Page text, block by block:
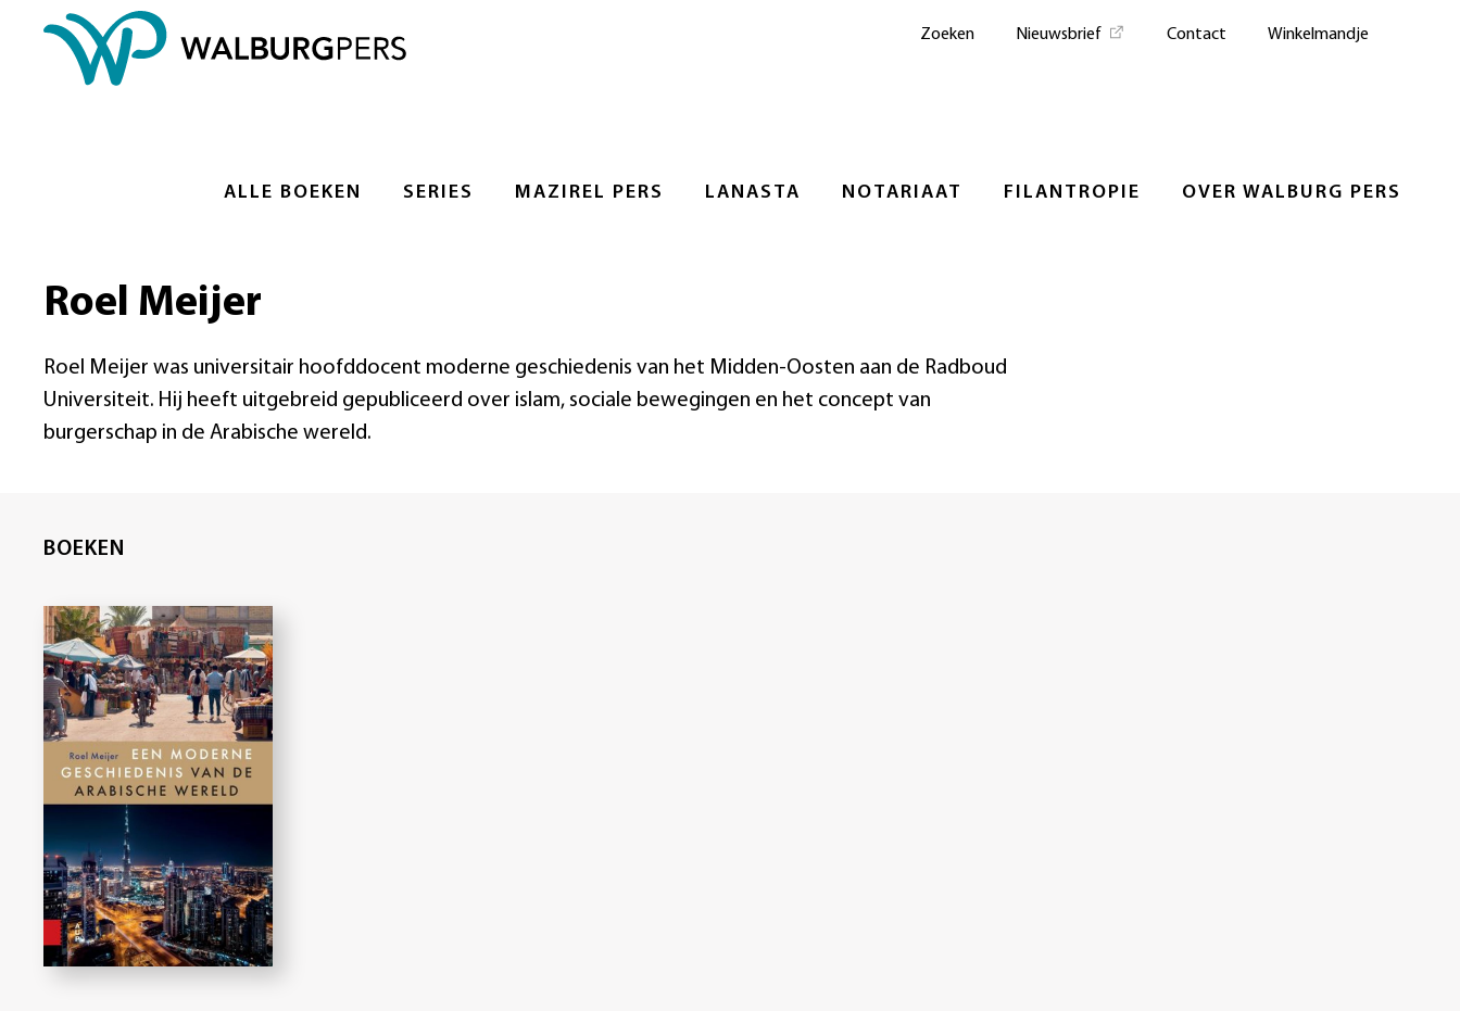
ALLE BOEKEN SERIES MAZIREL PERS LANASTA NOTARIAAT FILANTROPIE OVER WALBURG PERS
Zoeken Nieuwsbrief Contact Winkelmandje
Roel Meijer
Roel Meijer was universitair hoofddocent moderne geschiedenis van het Midden-Oosten aan de Radboud
Universiteit. Hij heeft uitgebreid gepubliceerd over islam, sociale bewegingen en het concept van
burgerschap in de Arabische wereld.
BOEKEN